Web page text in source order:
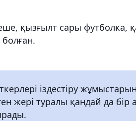
қызғылт сары футболка,
іздестіру
жері туралы қандай да бір